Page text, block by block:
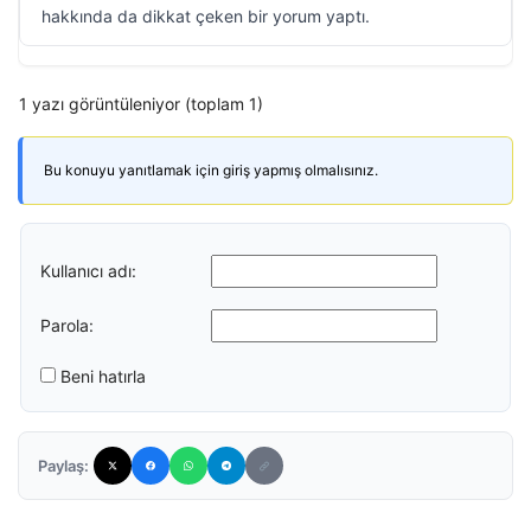
hakkında da dikkat çeken bir yorum yaptı.
1 yazı görüntüleniyor (toplam 1)
Bu konuyu yanıtlamak için giriş yapmış olmalısınız.
Kullanıcı adı:
Parola:
Beni hatırla
Paylaş: